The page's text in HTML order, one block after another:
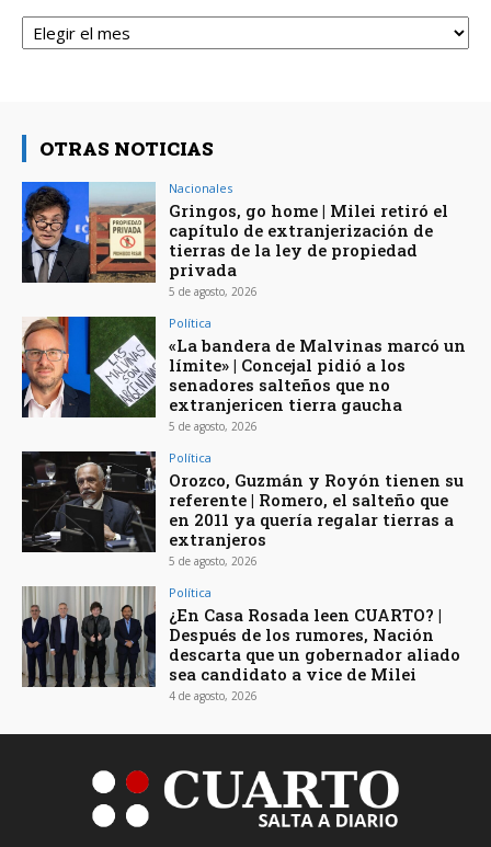
Archivos
OTRAS NOTICIAS
Nacionales
Gringos, go home | Milei retiró el
capítulo de extranjerización de
tierras de la ley de propiedad
privada
5 de agosto, 2026
Política
«La bandera de Malvinas marcó un
límite» | Concejal pidió a los
senadores salteños que no
extranjericen tierra gaucha
5 de agosto, 2026
Política
Orozco, Guzmán y Royón tienen su
referente | Romero, el salteño que
en 2011 ya quería regalar tierras a
extranjeros
5 de agosto, 2026
Política
¿En Casa Rosada leen CUARTO? |
Después de los rumores, Nación
descarta que un gobernador aliado
sea candidato a vice de Milei
4 de agosto, 2026